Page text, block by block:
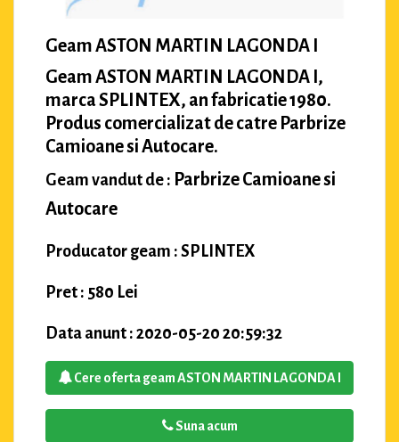
Geam ASTON MARTIN LAGONDA I
Geam ASTON MARTIN LAGONDA I,
marca SPLINTEX, an fabricatie 1980.
Produs comercializat de catre Parbrize
Camioane si Autocare.
Geam vandut de : Parbrize Camioane si
Autocare
Producator geam : SPLINTEX
Pret : 580 Lei
Data anunt : 2020-05-20 20:59:32
Cere oferta geam ASTON MARTIN LAGONDA I
Suna acum